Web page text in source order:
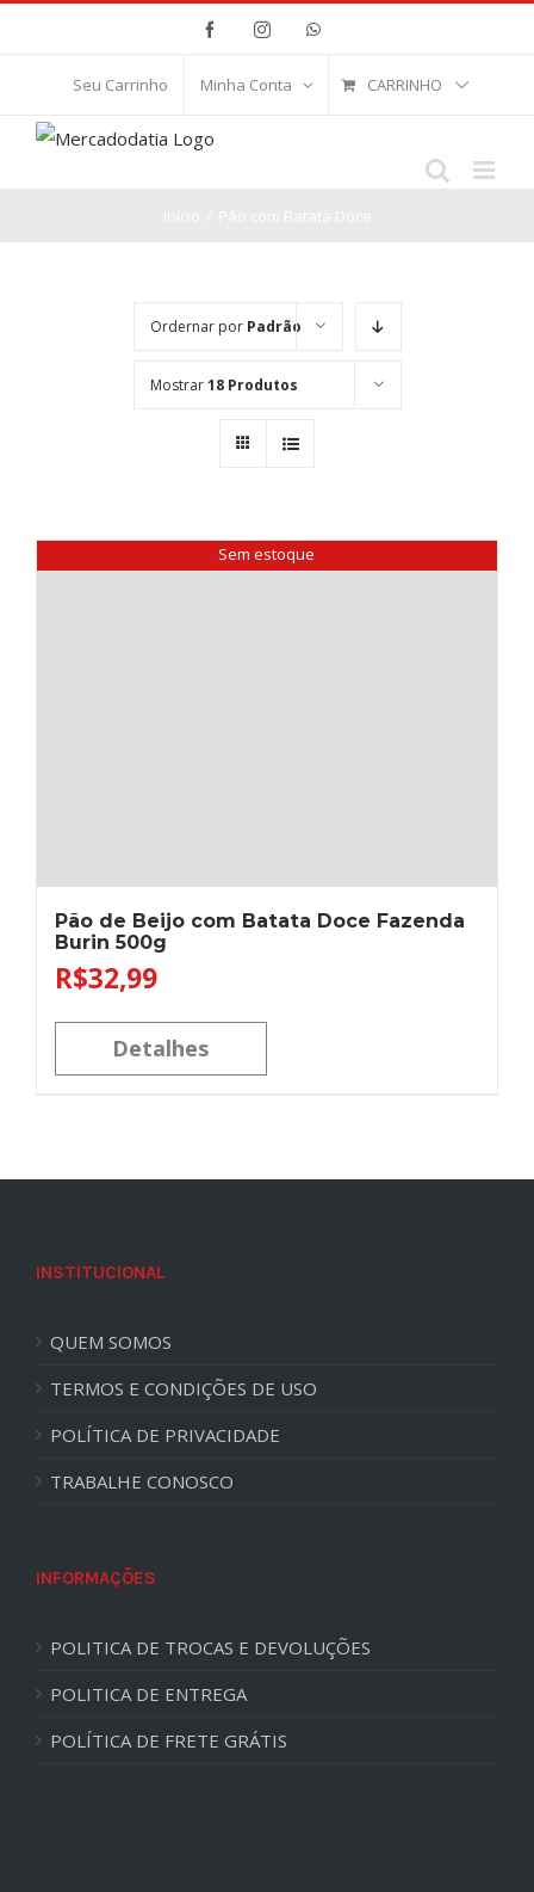
conteúdo
FacebookInstagramWhatsApp
Seu Carrinho Minha Conta CARRINHO
Ordernar por Padrão
Mostrar18 Produtos
Sem estoque
Pão de Beijo com Batata Doce Fazenda
Burin 500g
R$32,99
Detalhes
INSTITUCIONAL
QUEM SOMOS
TERMOS E CONDIÇÕES DE USO
POLÍTICA DE PRIVACIDADE
TRABALHE CONOSCO
INFORMAÇÕES
POLITICA DE TROCAS E DEVOLUÇÕES
POLITICA DE ENTREGA
POLÍTICA DE FRETE GRÁTIS